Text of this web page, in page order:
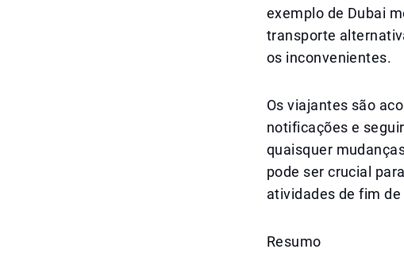
exemplo de Dubai
transporte
os inconvenientes.
Os viajantes são
notificações e
quaisquer
pode ser crucial
atividades de fim de
Resumo